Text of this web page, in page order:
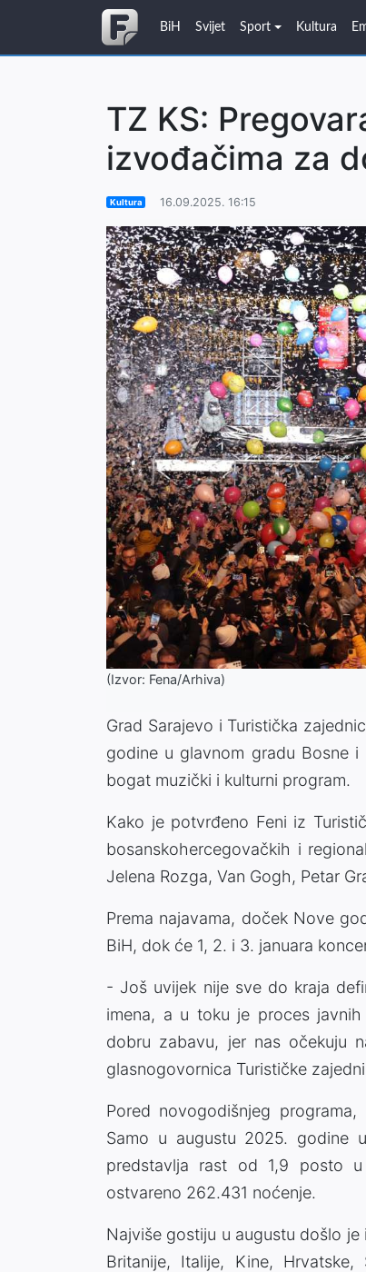
BiH Svijet Sport Kultura
TZ KS:
izvođačima za
Kultura 16.09.2025. 16:15
(Izvor: Fena/Arhiva)
Grad Sarajevo i Turistička
godine u glavnom gradu Bosne i
bogat muzički i kulturni program.
Kako je potvrđeno Feni iz
bosanskohercegovačkih i
Jelena Rozga, Van Gogh, Petar
Prema najavama, doček Nove
BiH, dok će 1, 2. i 3. januara
- Još uvijek nije sve do kraja
imena, a u toku je proces
dobru zabavu, jer nas očekuju
glasnogovornica Turističke
Pored novogodišnjeg
Samo u augustu 2025. godine
predstavlja rast od 1,9 posto
ostvareno 262.431 noćenje.
Najviše gostiju u augustu došlo je
Britanije, Italije, Kine,